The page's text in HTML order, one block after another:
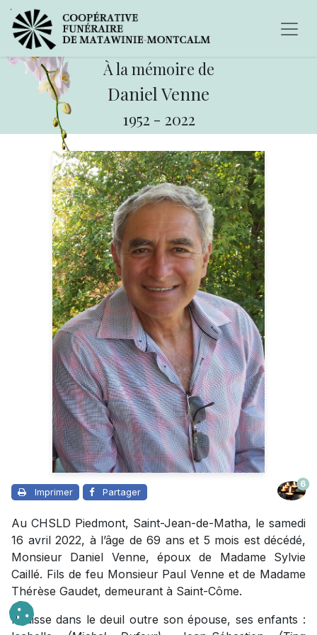
À la mémoire de
Daniel Venne
1952 - 2022
Imprimer Partager
6
Au CHSLD Piedmont, Saint-Jean-de-Matha, le samedi
16 avril 2022, à l’âge de 69 ans et 5 mois est décédé,
Monsieur Daniel Venne, époux de Madame Sylvie
Caillé. Fils de feu Monsieur Paul Venne et de Madame
Thérèse Gaudet, demeurant à Saint-Côme.
Il laisse dans le deuil outre son épouse, ses enfants :